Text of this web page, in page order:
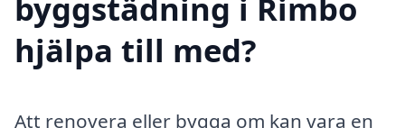
hjälpa till med?
Att renovera eller bygga om kan vara en